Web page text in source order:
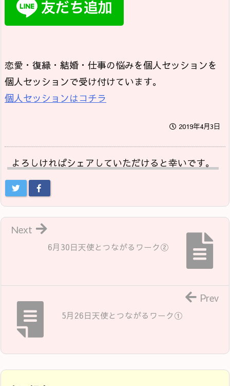
恋愛・復縁・結婚・仕事の悩みを個人セッションを
個人セッションで受け付けています。
個人セッションはコチラ
2019年4月3日
よろしければシェアしていただけると幸いです。
6月30日天使とつながるワーク②
Next
5月26日天使とつながるワーク①
Prev